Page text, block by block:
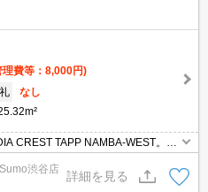
理費等：8,000円)
礼
なし
CREST TAPP NAMBA-WEST。フ
は、オートロック・TVインターホン
生活できます。
渋谷店
詳細を見る